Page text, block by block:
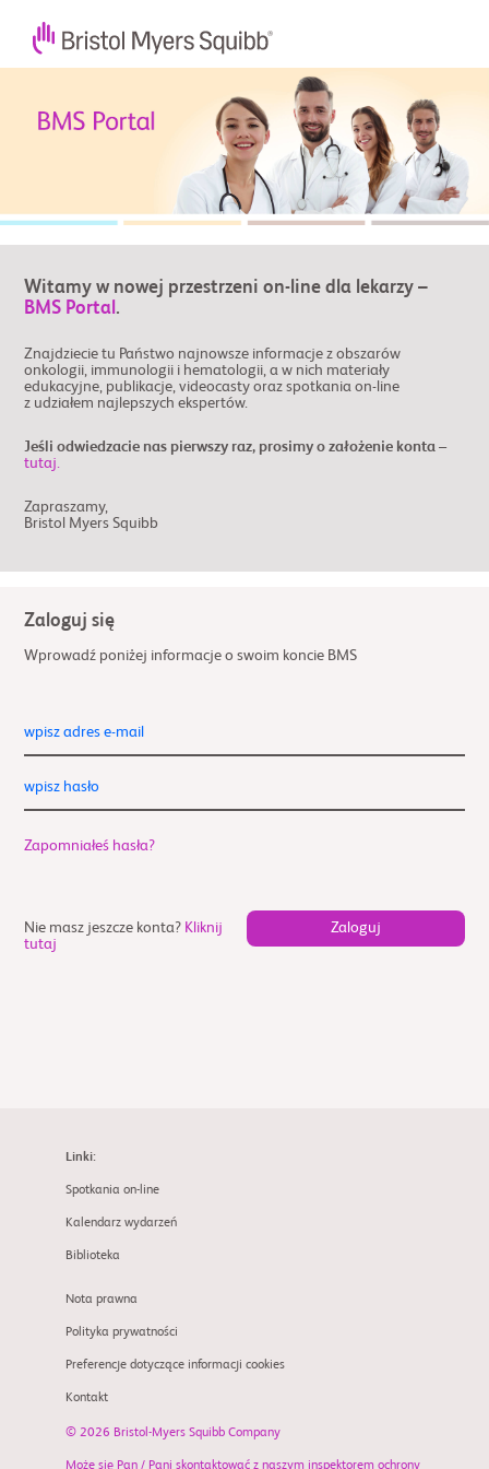
Witamy w nowej przestrzeni on-line dla lekarzy –
BMS Portal .
Znajdziecie tu Państwo najnowsze informacje z obszarów
onkologii, immunologii i hematologii, a w nich materiały
edukacyjne, publikacje, videocasty oraz spotkania on-line
z udziałem najlepszych ekspertów.
Jeśli odwiedzacie nas pierwszy raz, prosimy o założenie konta –
tutaj.
Zapraszamy,
Bristol Myers Squibb
Zaloguj się
Wprowadź poniżej informacje o swoim koncie BMS
wpisz adres e-mail
wpisz hasło
Zapomniałeś hasła?
Nie masz jeszcze konta? Kliknij
tutaj
Linki:
Spotkania on-line
Kalendarz wydarzeń
Biblioteka
Nota prawna
Polityka prywatności
Preferencje dotyczące informacji cookies
Kontakt
© 2026 Bristol-Myers Squibb Company
Może się Pan / Pani skontaktować z naszym inspektorem ochrony